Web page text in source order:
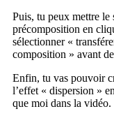
Puis, tu peux mettre le
précomposition en
sélectionner «
composition » avant
Enfin, tu vas pouvoir
l’effet « dispersion »
que moi dans la vidéo.